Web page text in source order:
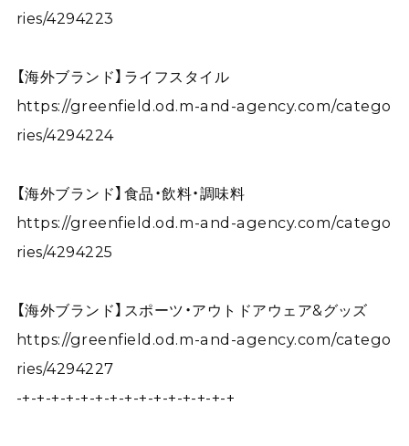
ries/4294223
【海外ブランド】ライフスタイル
https://greenfield.od.m-and-agency.com/catego
ries/4294224
【海外ブランド】食品・飲料・調味料
https://greenfield.od.m-and-agency.com/catego
ries/4294225
【海外ブランド】スポーツ・アウトドアウェア&グッズ
https://greenfield.od.m-and-agency.com/catego
ries/4294227
-+-+-+-+-+-+-+-+-+-+-+-+-+-+-+